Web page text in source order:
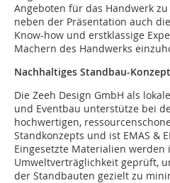
Angeboten für das Handwerk
neben der Präsentation auch
Know-how und erstklassige
Machern des Handwerks
Nachhaltiges Standbau-Konzept
Die Zeeh Design GmbH als
und Eventbau unterstütze bei
hochwertigen,
Standkonzepts und ist EMAS &
Eingesetzte Materialien werden
Umweltverträglichkeit geprüft,
der Standbauten gezielt zu